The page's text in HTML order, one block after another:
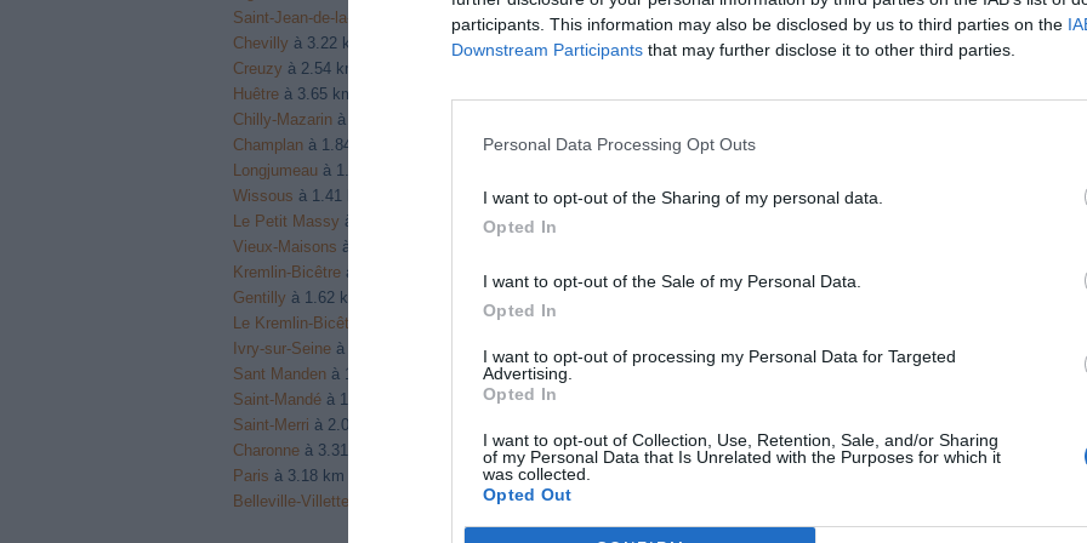
participants. This information may also be disclosed by us to third parties on the
Downstream Participants that may further disclose it to other third parties.
Personal Data Processing Opt Outs
I want to opt-out of the Sharing of my personal data.
Opted In
I want to opt-out of the Sale of my Personal Data.
Opted In
I want to opt-out of processing my Personal Data for Targeted
Advertising.
Opted In
I want to opt-out of Collection, Use, Retention, Sale, and/or Sharing
of my Personal Data that Is Unrelated with the Purposes for which it
was collected.
Opted Out
Saint-Jean-de-la-Ruelle
à 1.82 km du point 19
Chevilly à 3.22 km du point 20
Creuzy à 2.54 km du point 20
Huêtre à 3.65 km du point 20
Chilly-Mazarin à 1.88 km du point 21
Champlan à 1.84 km du point 21
Longjumeau à 1.88 km du point 21
Wissous à 1.41 km du point 22
Le Petit Massy à 1.05 km du point 22
Vieux-Maisons à 1.41 km du point 22
Kremlin-Bicêtre à 0.91 km du point 24
Gentilly à 1.62 km du point 24
Le Kremlin-Bicêtre
à 0.91 km du point 24
Ivry-sur-Seine à 1.22 km du point 25
Sant Manden à 1.89 km du point 26
Saint-Mandé à 1.89 km du point 26
Saint-Merri à 2.08 km du point 27
Charonne à 3.31 km du point 30
Paris à 3.18 km du point 30
Belleville-Villette
à 3.40 km du point 33
18.